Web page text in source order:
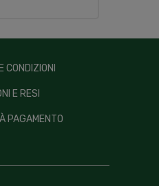
CONDIZIONI
E RESI
PAGAMENTO